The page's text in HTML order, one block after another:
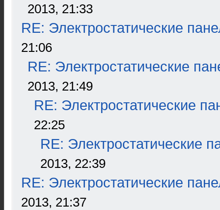
2013, 21:33
RE: Электростатические
21:06
RE: Электростатические
2013, 21:49
RE: Электростатические
22:25
RE: Электростатические
2013, 22:39
RE: Электростатические
2013, 21:37